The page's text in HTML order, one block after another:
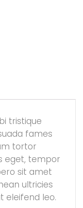
tristique
fames
tortor
eget, tempor
sit amet
ultricies
eleifend leo.